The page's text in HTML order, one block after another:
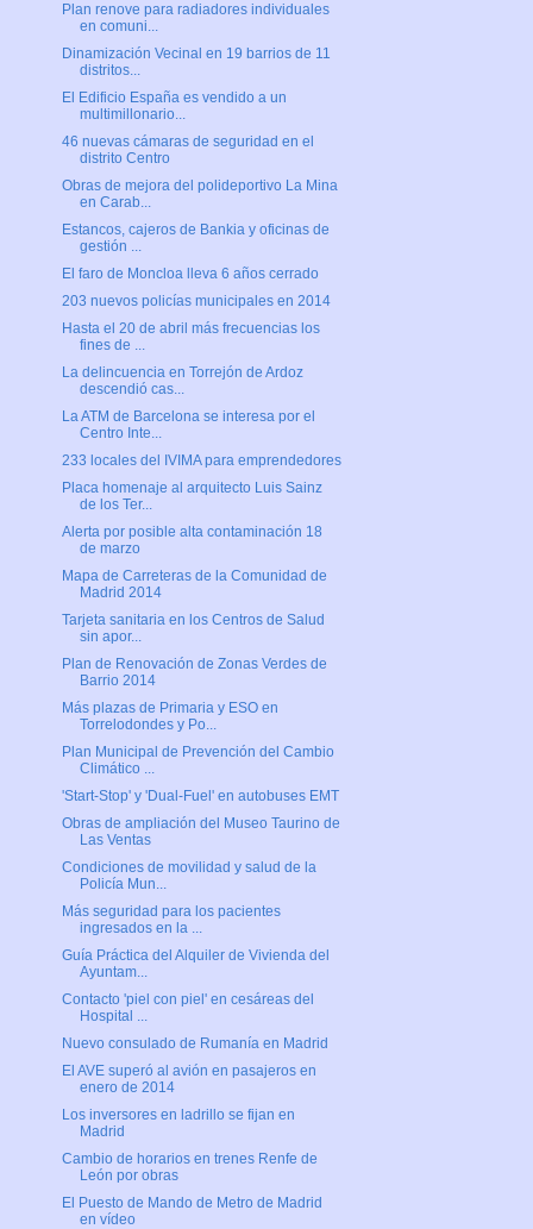
Plan renove para radiadores individuales
en comuni...
Dinamización Vecinal en 19 barrios de 11
distritos...
El Edificio España es vendido a un
multimillonario...
46 nuevas cámaras de seguridad en el
distrito Centro
Obras de mejora del polideportivo La Mina
en Carab...
Estancos, cajeros de Bankia y oficinas de
gestión ...
El faro de Moncloa lleva 6 años cerrado
203 nuevos policías municipales en 2014
Hasta el 20 de abril más frecuencias los
fines de ...
La delincuencia en Torrejón de Ardoz
descendió cas...
La ATM de Barcelona se interesa por el
Centro Inte...
233 locales del IVIMA para emprendedores
Placa homenaje al arquitecto Luis Sainz
de los Ter...
Alerta por posible alta contaminación 18
de marzo
Mapa de Carreteras de la Comunidad de
Madrid 2014
Tarjeta sanitaria en los Centros de Salud
sin apor...
Plan de Renovación de Zonas Verdes de
Barrio 2014
Más plazas de Primaria y ESO en
Torrelodondes y Po...
Plan Municipal de Prevención del Cambio
Climático ...
'Start-Stop' y 'Dual-Fuel' en autobuses EMT
Obras de ampliación del Museo Taurino de
Las Ventas
Condiciones de movilidad y salud de la
Policía Mun...
Más seguridad para los pacientes
ingresados en la ...
Guía Práctica del Alquiler de Vivienda del
Ayuntam...
Contacto 'piel con piel' en cesáreas del
Hospital ...
Nuevo consulado de Rumanía en Madrid
El AVE superó al avión en pasajeros en
enero de 2014
Los inversores en ladrillo se fijan en
Madrid
Cambio de horarios en trenes Renfe de
León por obras
El Puesto de Mando de Metro de Madrid
en vídeo